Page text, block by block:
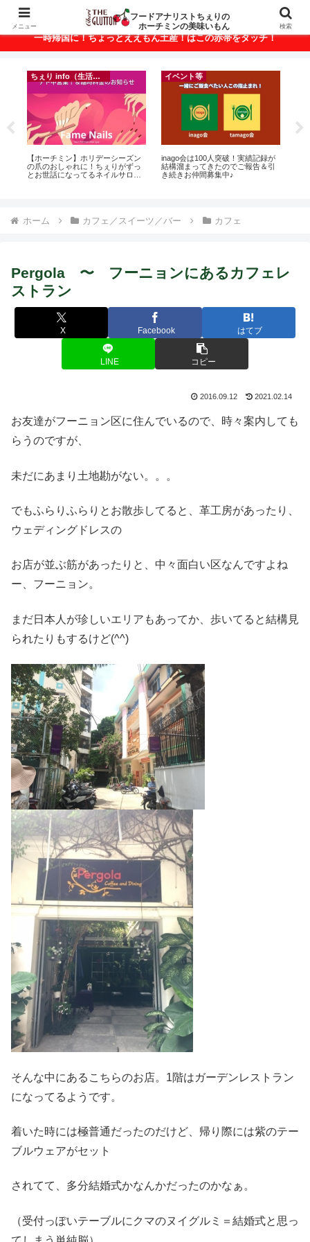
ベトナム・ホーチミンの美味いもんが満載！
一時帰国に！ちょっとええもん土産！はこの赤帯をタッチ！
ちぇり info（生活情報）
【ホーチミン】ホリデーシーズン
の爪のおしゃれに！ちぇりがずっ
とお世話になってるネイルサロン
イベント等
inago会は100人突破！実績記録が
結構溜まってきたのでご報告＆引
き続きお仲間募集中♪
ホーム カフェ／スイーツ／バー カフェ
Pergola 〜 フーニョンにあるカフェレ
ストラン
X Facebook はてブ
LINE コピー
2016.09.12 2021.02.14
お友達がフーニョン区に住んでいるので、時々案内しても
らうのですが、
未だにあまり土地勘がない。。。
でもふらりふらりとお散歩してると、革工房があったり、
ウェディングドレスの
お店が並ぶ筋があったりと、中々面白い区なんですよね
ー、フーニョン。
まだ日本人が珍しいエリアもあってか、歩いてると結構見
られたりもするけど(^^)ゞ
そんな中にあるこちらのお店。1階はガーデンレストラン
になってるようです。
着いた時には極普通だったのだけど、帰り際には紫のテー
ブルウェアがセット
されてて、多分結婚式かなんかだったのかなぁ。
（受付っぽいテーブルにクマのヌイグルミ＝結婚式と思っ
メニュー
フードアナリストちぇりの
ホーチミンの美味いもん
検索